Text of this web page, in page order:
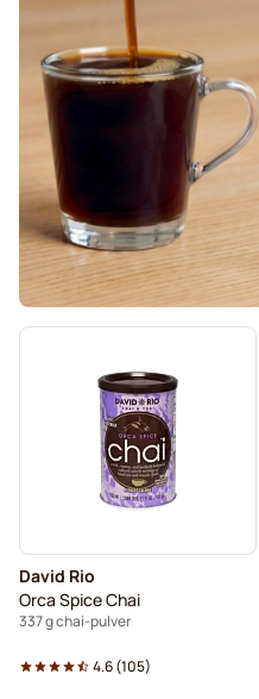
David Rio
Orca Spice Chai
337 g chai-pulver
4.6(105)